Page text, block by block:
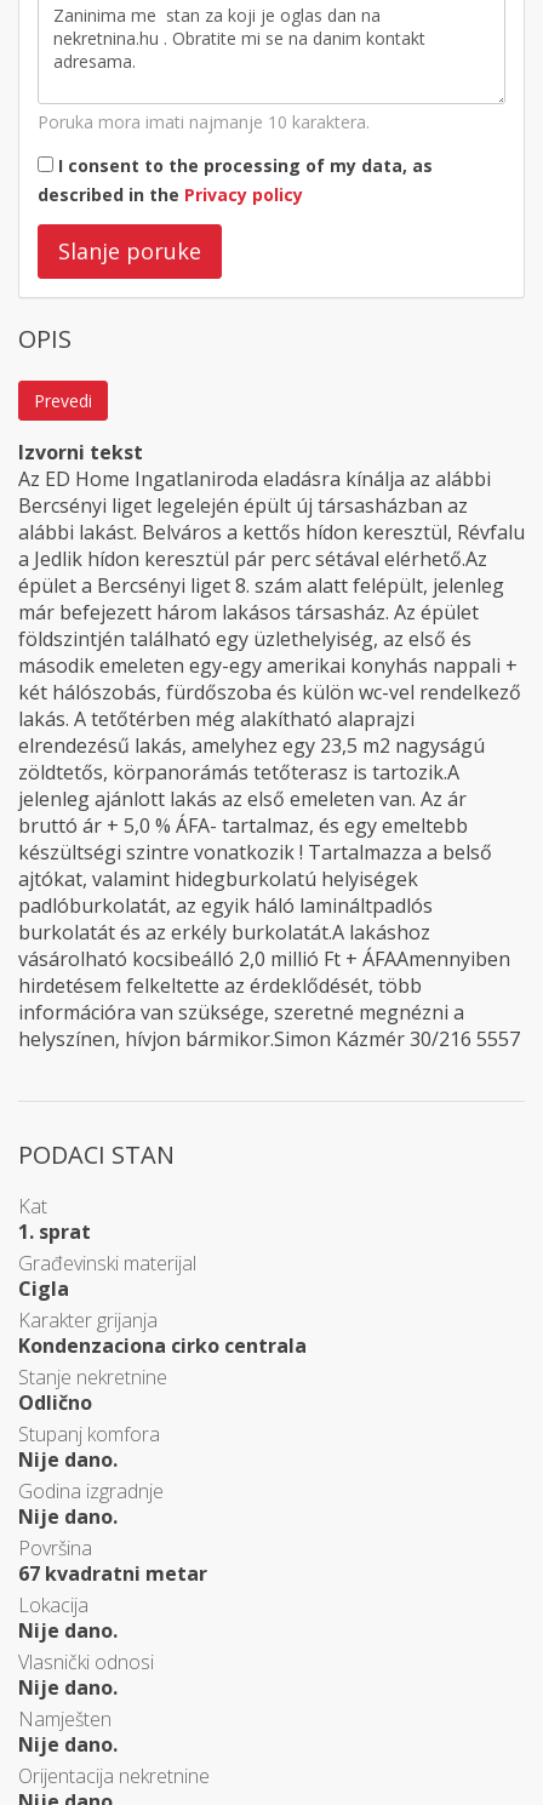
Poruka mora imati najmanje 10 karaktera.
I consent to the processing of my data, as
described in the Privacy policy
Slanje poruke
OPIS
Prevedi
Izvorni tekst
Az ED Home Ingatlaniroda eladásra kínálja az alábbi
Bercsényi liget legelején épült új társasházban az
alábbi lakást. Belváros a kettős hídon keresztül, Révfalu
a Jedlik hídon keresztül pár perc sétával elérhető.Az
épület a Bercsényi liget 8. szám alatt felépült, jelenleg
már befejezett három lakásos társasház. Az épület
földszintjén található egy üzlethelyiség, az első és
második emeleten egy-egy amerikai konyhás nappali +
két hálószobás, fürdőszoba és külön wc-vel rendelkező
lakás. A tetőtérben még alakítható alaprajzi
elrendezésű lakás, amelyhez egy 23,5 m2 nagyságú
zöldtetős, körpanorámás tetőterasz is tartozik.A
jelenleg ajánlott lakás az első emeleten van. Az ár
bruttó ár + 5,0 % ÁFA- tartalmaz, és egy emeltebb
készültségi szintre vonatkozik ! Tartalmazza a belső
ajtókat, valamint hidegburkolatú helyiségek
padlóburkolatát, az egyik háló lamináltpadlós
burkolatát és az erkély burkolatát.A lakáshoz
vásárolható kocsibeálló 2,0 millió Ft + ÁFAAmennyiben
hirdetésem felkeltette az érdeklődését, több
információra van szüksége, szeretné megnézni a
helyszínen, hívjon bármikor.Simon Kázmér 30/216 5557
PODACI STAN
Kat
1. sprat
Građevinski materijal
Cigla
Karakter grijanja
Kondenzaciona cirko centrala
Stanje nekretnine
Odlično
Stupanj komfora
Nije dano.
Godina izgradnje
Nije dano.
Površina
67 kvadratni metar
Lokacija
Nije dano.
Vlasnički odnosi
Nije dano.
Namješten
Nije dano.
Orijentacija nekretnine